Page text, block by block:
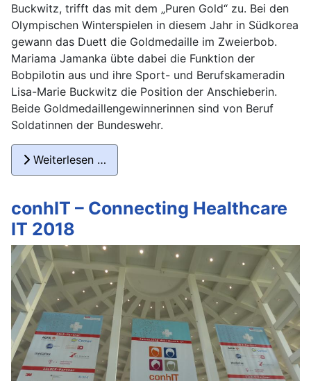
Buckwitz, trifft das mit dem „Puren Gold“ zu. Bei den
Olympischen Winterspielen in diesem Jahr in Südkorea
gewann das Duett die Goldmedaille im Zweierbob.
Mariama Jamanka übte dabei die Funktion der
Bobpilotin aus und ihre Sport- und Berufskameradin
Lisa-Marie Buckwitz die Position der Anschieberin.
Beide Goldmedaillengewinnerinnen sind von Beruf
Soldatinnen der Bundeswehr.
Weiterlesen …
conhIT – Connecting Healthcare
IT 2018